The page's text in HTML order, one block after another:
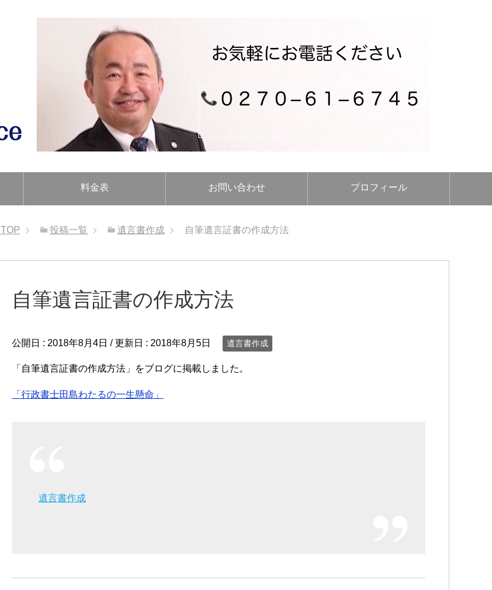
料金表 お問い合わせ プロフィール
TOP 投稿一覧 遺言書作成 自筆遺言証書の作成方法
自筆遺言証書の作成方法
公開日 : 2018年8月4日 / 更新日 : 2018年8月5日 遺言書作成
「自筆遺言証書の作成方法」をブログに掲載しました。
「行政書士田島わたるの一生懸命」
遺言書作成